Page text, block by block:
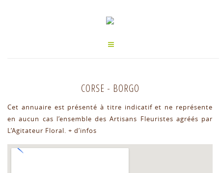
CORSE - BORGO
Cet annuaire est présenté à titre indicatif et ne représente
en aucun cas l’ensemble des Artisans Fleuristes agréés par
L’Agitateur Floral. + d’infos